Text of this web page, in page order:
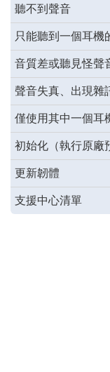
聽不到聲音
只能聽到一個耳機
音質差或聽見怪聲
聲音失真、出現雜
僅使用其中一個耳
初始化（執行原廠
更新韌體
支援中心清單